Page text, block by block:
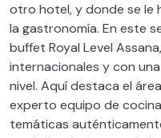
otro hotel, y donde se le
la gastronomía. En este
buffet Royal Level
internacionales y con
nivel. Aquí destaca el
experto equipo de
temáticas